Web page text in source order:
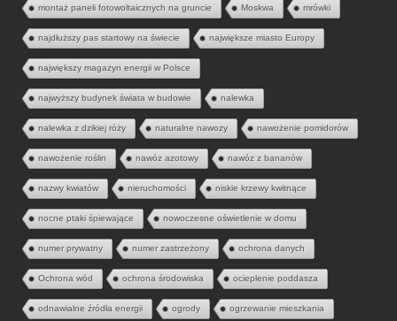
montaż paneli fotowoltaicznych na gruncie Moskwa mrówki
najdłuższy pas startowy na świecie największe miasto Europy
największy magazyn energii w Polsce
najwyższy budynek świata w budowie nalewka
nalewka z dzikiej róży naturalne nawozy nawożenie pomidorów
nawożenie roślin nawóz azotowy nawóz z bananów
nazwy kwiatów nieruchomości niskie krzewy kwitnące
nocne ptaki śpiewające nowoczesne oświetlenie w domu
numer prywatny numer zastrzeżony ochrona danych
Ochrona wód ochrona środowiska ocieplenie poddasza
odnawialne źródła energii ogrody ogrzewanie mieszkania